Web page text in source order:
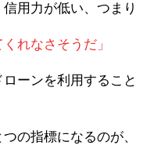
用力が低い、つまり
れなさそうだ」
ーンを利用すること
の指標になるのが、